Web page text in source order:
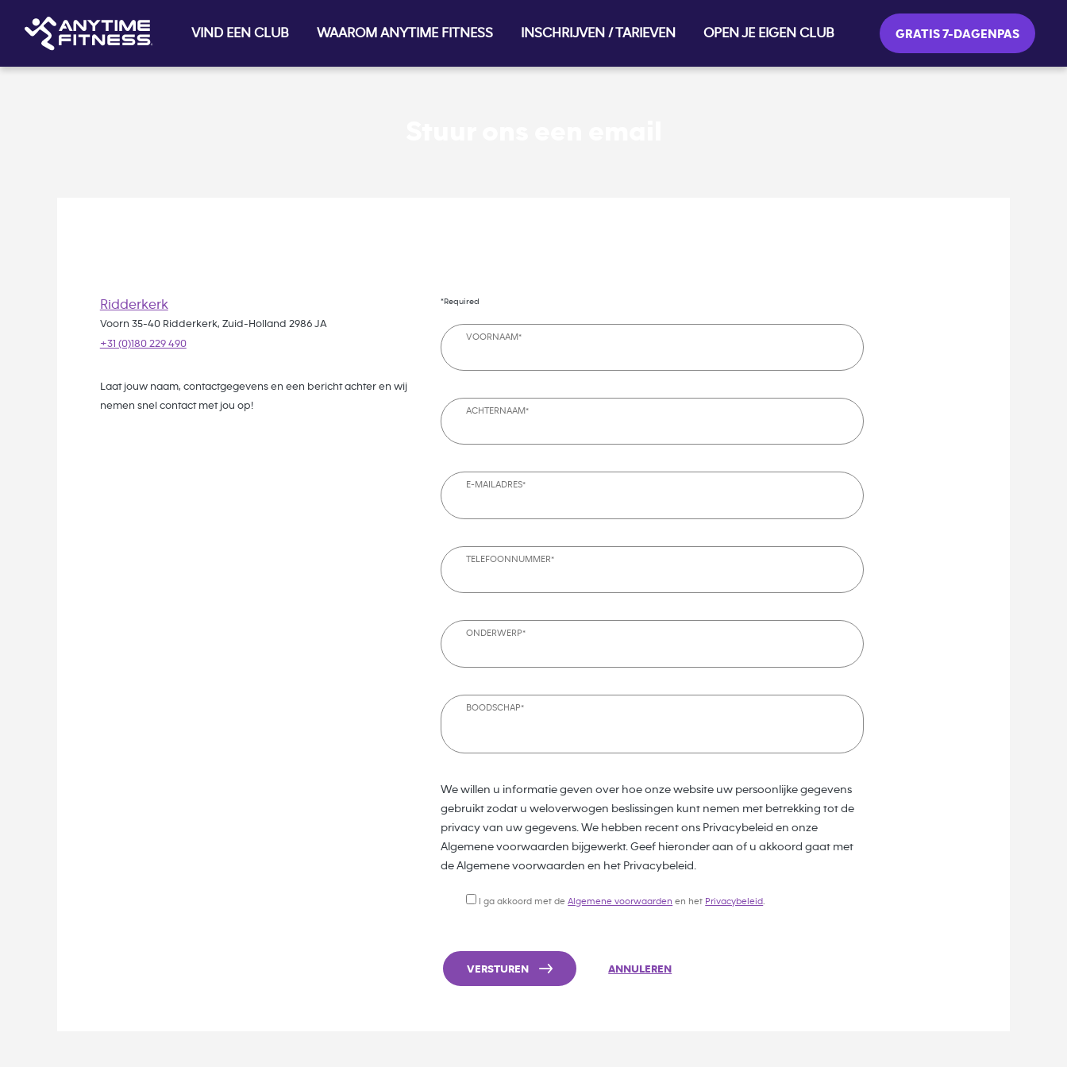
VIND EEN CLUB WAAROM ANYTIME FITNESS INSCHRIJVEN / TARIEVEN OPEN JE EIGEN CLUB GRATIS 7-DAGENPAS
Ridderkerk
Voorn 35-40 Ridderkerk, Zuid-Holland 2986 JA
+31 (0)180 229 490
Laat jouw naam, contactgegevens en een bericht achter en wij
nemen snel contact met jou op!
*Required
VOORNAAM*
ACHTERNAAM*
E-MAILADRES*
TELEFOONNUMMER*
ONDERWERP*
BOODSCHAP*
We willen u informatie geven over hoe onze website uw persoonlijke gegevens
gebruikt zodat u weloverwogen beslissingen kunt nemen met betrekking tot de
privacy van uw gegevens. We hebben recent ons Privacybeleid en onze
Algemene voorwaarden bijgewerkt. Geef hieronder aan of u akkoord gaat met
de Algemene voorwaarden en het Privacybeleid.
I ga akkoord met deAlgemene voorwaarden en het Privacybeleid
VERSTUREN ANNULEREN